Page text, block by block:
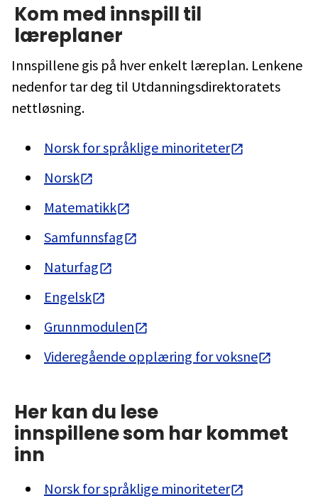
Kom med innspill til
læreplaner
Innspillene gis på hver enkelt læreplan. Lenkene
nedenfor tar deg til Utdanningsdirektoratets
nettløsning.
Norsk for språklige minoriteter
Norsk
Matematikk
Samfunnsfag
Naturfag
Engelsk
Grunnmodulen
Videregående opplæring for voksne
Her kan du lese
innspillene som har kommet
inn
Norsk for språklige minoriteter